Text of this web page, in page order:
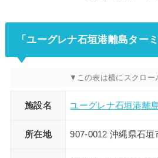
「ユーグレナ石垣港離島ター
施設名 ユーグレナ石垣港離
所在地 907-0012 沖縄県石垣